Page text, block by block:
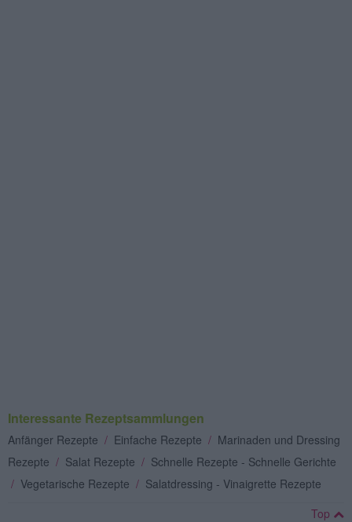
Interessante Rezeptsammlungen
Anfänger Rezepte / Einfache Rezepte / Marinaden und Dressing
Rezepte / Salat Rezepte / Schnelle Rezepte - Schnelle Gerichte
/ Vegetarische Rezepte / Salatdressing - Vinaigrette Rezepte
Top